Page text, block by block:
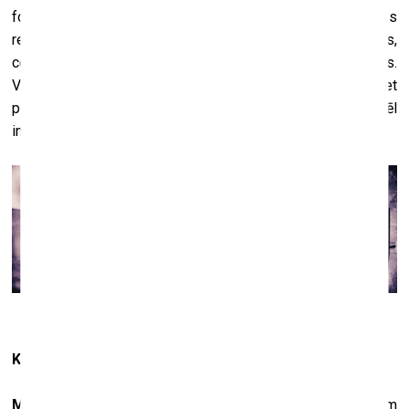
fotogrāfiju rezultāts. Liela daļa bilžu izstādē nebūs
redzamas – kopā izmantojām kādas sešas filmiņas,
cenšoties pieminekli fotografēt tajos pašos rakursos.
Vairākās fotogrāfijās nav vien dubultā ekspozīcija, bet
pārklājas pat trīs vai četras bildes, kas tās padara vēl
interesantākas un abstraktākas.
Kas šajā projektā spēlēja vislielāko lomu?
M. M.
: Tā pilnīgi noteikti ir nejaušība. Brīdī, kad saņēmām